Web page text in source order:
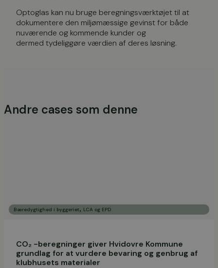
Optoglas kan nu bruge beregningsværktøjet til at
dokumentere den miljømæssige gevinst for både
nuværende og kommende kunder og
dermed tydeliggøre værdien af deres løsning.
Andre cases som denne
Bæredygtighed i byggeriet, LCA og EPD
CO₂ -beregninger giver Hvidovre Kommune
grundlag for at vurdere bevaring og genbrug af
klubhusets materialer